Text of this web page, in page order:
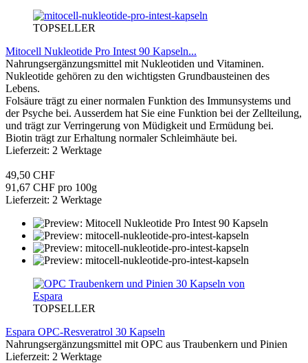
TOPSELLER
Mitocell Nukleotide Pro Intest 90 Kapseln...
Nahrungsergänzungsmittel mit Nukleotiden und Vitaminen.
Nukleotide gehören zu den wichtigsten Grundbausteinen des
Lebens.
Folsäure trägt zu einer normalen Funktion des Immunsystems und
der Psyche bei. Ausserdem hat Sie eine Funktion bei der Zellteilung,
und trägt zur Verringerung von Müdigkeit und Ermüdung bei.
Biotin trägt zur Erhaltung normaler Schleimhäute bei.
Lieferzeit: 2 Werktage
49,50 CHF
91,67 CHF pro 100g
Lieferzeit: 2 Werktage
TOPSELLER
Espara OPC-Resveratrol 30 Kapseln
Nahrungsergänzungsmittel mit OPC aus Traubenkern und Pinien
Lieferzeit: 2 Werktage